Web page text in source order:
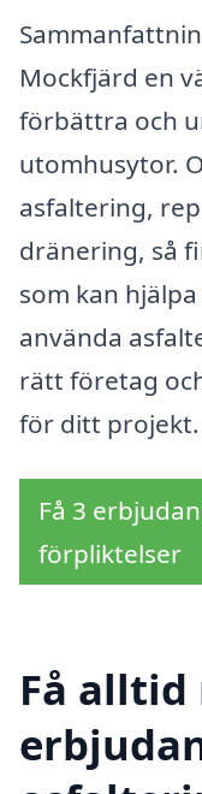
Mockfjärd en
förbättra och
utomhusytor.
asfaltering,
dränering, så
som kan
använda
rätt företag
för ditt projekt.
Få 3
förpliktelser
Få alltid